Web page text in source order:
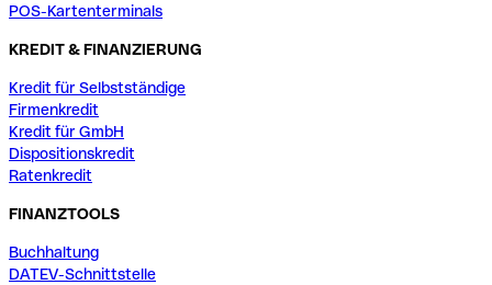
POS-Kartenterminals
KREDIT & FINANZIERUNG
Kredit für Selbstständige
Firmenkredit
Kredit für GmbH
Dispositionskredit
Ratenkredit
FINANZTOOLS
Buchhaltung
DATEV-Schnittstelle